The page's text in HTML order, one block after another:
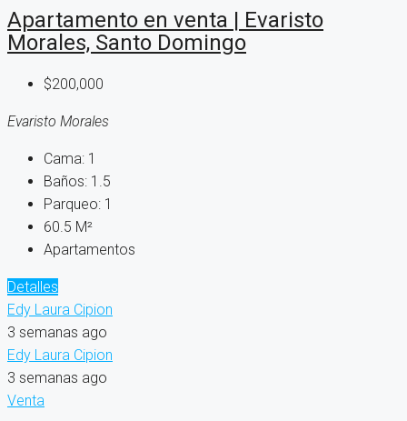
Apartamento en venta | Evaristo
Morales, Santo Domingo
$200,000
Evaristo Morales
Cama: 1
Baños: 1.5
Parqueo: 1
60.5 M²
Apartamentos
Detalles
Edy Laura Cipion
3 semanas ago
Edy Laura Cipion
3 semanas ago
Venta